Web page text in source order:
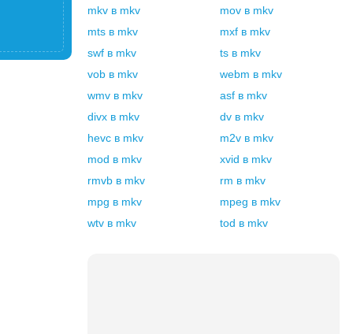
mkv в mkv mov в mkv
mts в mkv mxf в mkv
swf в mkv ts в mkv
vob в mkv webm в mkv
wmv в mkv asf в mkv
divx в mkv dv в mkv
hevc в mkv m2v в mkv
mod в mkv xvid в mkv
rmvb в mkv rm в mkv
mpg в mkv mpeg в mkv
wtv в mkv tod в mkv